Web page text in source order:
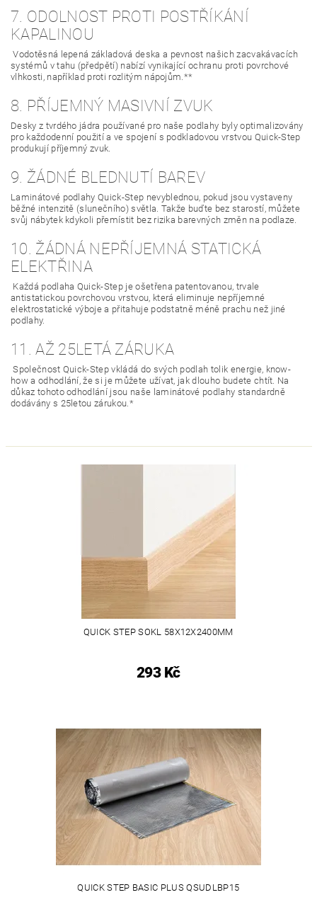
7. ODOLNOST PROTI POSTŘÍKÁNÍ
KAPALINOU
Vodotěsná lepená základová deska a pevnost našich zacvakávacích
systémů v tahu (předpětí) nabízí vynikající ochranu proti povrchové
vlhkosti, například proti rozlitým nápojům.**
8. PŘÍJEMNÝ MASIVNÍ ZVUK
Desky z tvrdého jádra používané pro naše podlahy byly optimalizovány
pro každodenní použití a ve spojení s podkladovou vrstvou Quick-Step
produkují příjemný zvuk.
9. ŽÁDNÉ BLEDNUTÍ BAREV
Laminátové podlahy Quick-Step nevyblednou, pokud jsou vystaveny
běžné intenzitě (slunečního) světla. Takže buďte bez starostí, můžete
svůj nábytek kdykoli přemístit bez rizika barevných změn na podlaze.
10. ŽÁDNÁ NEPŘÍJEMNÁ STATICKÁ
ELEKTŘINA
Každá podlaha Quick-Step je ošetřena patentovanou, trvale
antistatickou povrchovou vrstvou, která eliminuje nepříjemné
elektrostatické výboje a přitahuje podstatně méně prachu než jiné
podlahy.
11. AŽ 25LETÁ ZÁRUKA
Společnost Quick-Step vkládá do svých podlah tolik energie, know-
how a odhodlání, že si je můžete užívat, jak dlouho budete chtít. Na
důkaz tohoto odhodlání jsou naše laminátové podlahy standardně
dodávány s 25letou zárukou.*
QUICK STEP SOKL 58X12X2400MM
293 Kč
QUICK STEP BASIC PLUS QSUDLBP15